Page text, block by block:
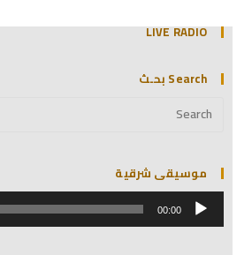
LIVE RADIO
Search بحـث
موسيقى شرقية
مشغل
الصوت 00:00